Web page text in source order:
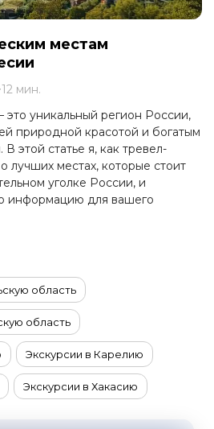
местам
мин.
уникальный регион России,
природной красотой и богатым
этой статье я, как тревел-
лучших местах, которые стоит
уголке России, и
информацию для вашего
область
область
Экскурсии в Карелию
Экскурсии в Хакасию